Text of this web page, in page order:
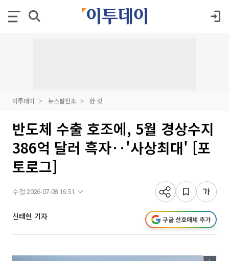
이투데이 뉴스발전소 한 컷
반도체 수출 호조에, 5월 경상수지
386억 달러 흑자‥'사상최대' [포
토로그]
수정 2026-07-08 16:51
신태현 기자 구글 선호매체 추가